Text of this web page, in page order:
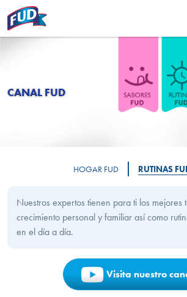
CANAL FUD
HOGAR FUD RUTINAS
Nuestros expertos tienen para ti los mejores
crecimiento personal y familiar así como
en el día a día.
Visita nuestro